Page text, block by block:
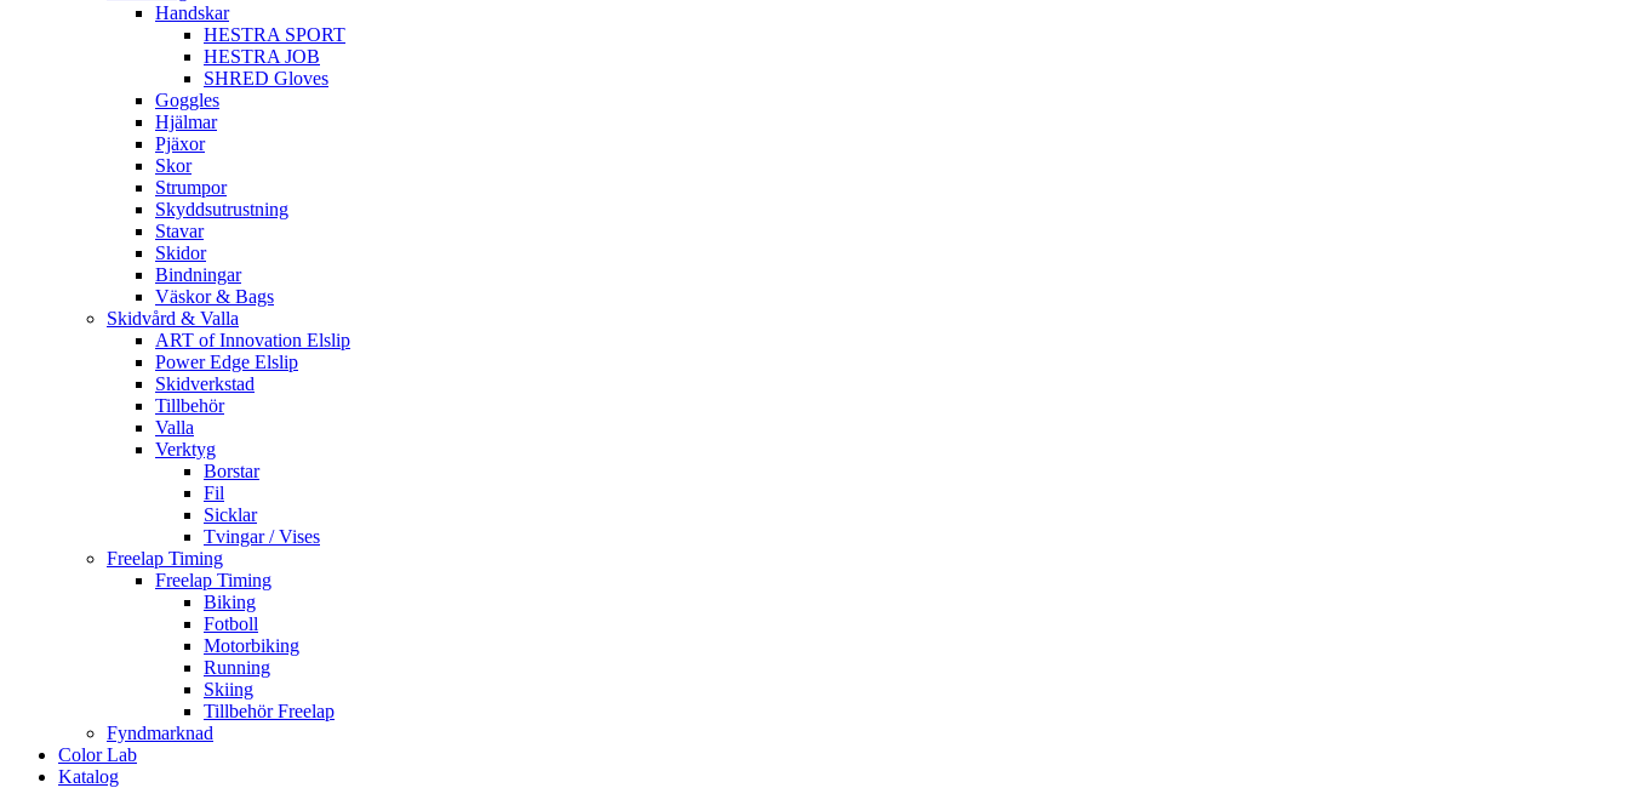
Handskar
HESTRA SPORT
HESTRA JOB
SHRED Gloves
Goggles
Hjälmar
Pjäxor
Skor
Strumpor
Skyddsutrustning
Stavar
Skidor
Bindningar
Väskor & Bags
Skidvård & Valla
ART of Innovation Elslip
Power Edge Elslip
Skidverkstad
Tillbehör
Valla
Verktyg
Borstar
Fil
Sicklar
Tvingar / Vises
Freelap Timing
Freelap Timing
Biking
Fotboll
Motorbiking
Running
Skiing
Tillbehör Freelap
Fyndmarknad
Color Lab
Katalog